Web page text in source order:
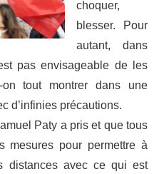
choquer,
blesser. Pour
autant, dans
pas envisageable de les
on tout montrer dans une
d’infinies précautions.
Paty a pris et que tous
mesures pour permettre à
distances avec ce qui est